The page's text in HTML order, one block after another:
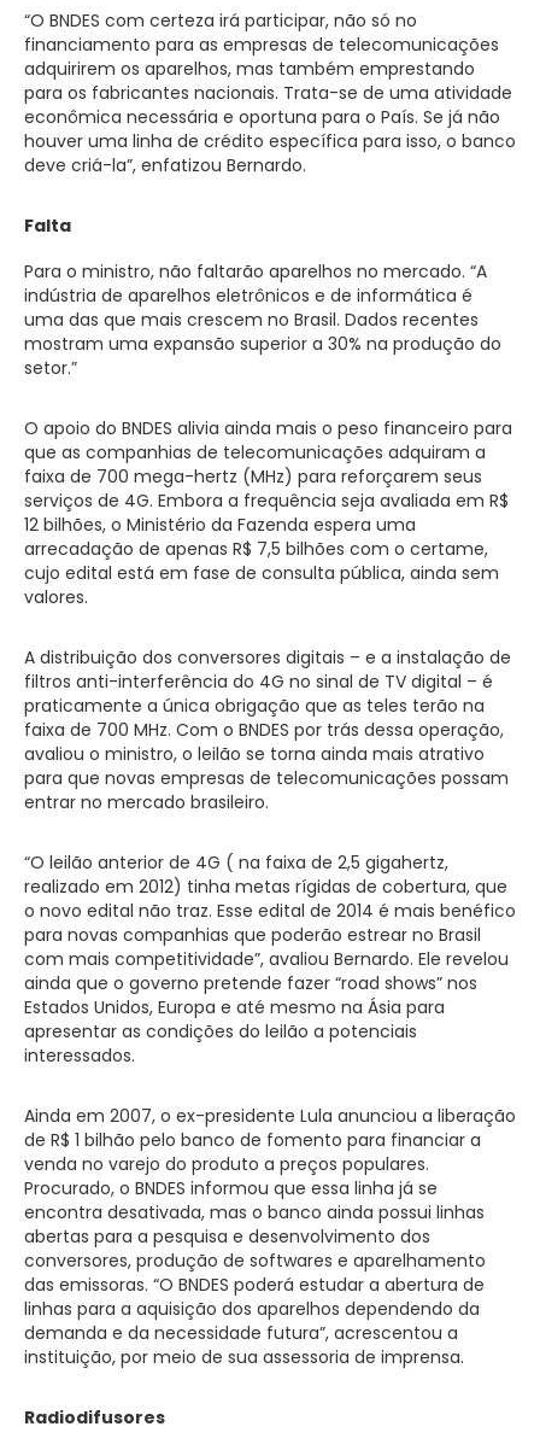
“O BNDES com certeza irá participar, não só no
financiamento para as empresas de telecomunicações
adquirirem os aparelhos, mas também emprestando
para os fabricantes nacionais. Trata-se de uma atividade
econômica necessária e oportuna para o País. Se já não
houver uma linha de crédito específica para isso, o banco
deve criá-la”, enfatizou Bernardo.
Falta
Para o ministro, não faltarão aparelhos no mercado. “A
indústria de aparelhos eletrônicos e de informática é
uma das que mais crescem no Brasil. Dados recentes
mostram uma expansão superior a 30% na produção do
setor.”
O apoio do BNDES alivia ainda mais o peso financeiro para
que as companhias de telecomunicações adquiram a
faixa de 700 mega-hertz (MHz) para reforçarem seus
serviços de 4G. Embora a frequência seja avaliada em R$
12 bilhões, o Ministério da Fazenda espera uma
arrecadação de apenas R$ 7,5 bilhões com o certame,
cujo edital está em fase de consulta pública, ainda sem
valores.
A distribuição dos conversores digitais – e a instalação de
filtros anti-interferência do 4G no sinal de TV digital – é
praticamente a única obrigação que as teles terão na
faixa de 700 MHz. Com o BNDES por trás dessa operação,
avaliou o ministro, o leilão se torna ainda mais atrativo
para que novas empresas de telecomunicações possam
entrar no mercado brasileiro.
“O leilão anterior de 4G ( na faixa de 2,5 gigahertz,
realizado em 2012) tinha metas rígidas de cobertura, que
o novo edital não traz. Esse edital de 2014 é mais benéfico
para novas companhias que poderão estrear no Brasil
com mais competitividade”, avaliou Bernardo. Ele revelou
ainda que o governo pretende fazer “road shows” nos
Estados Unidos, Europa e até mesmo na Ásia para
apresentar as condições do leilão a potenciais
interessados.
Ainda em 2007, o ex-presidente Lula anunciou a liberação
de R$ 1 bilhão pelo banco de fomento para financiar a
venda no varejo do produto a preços populares.
Procurado, o BNDES informou que essa linha já se
encontra desativada, mas o banco ainda possui linhas
abertas para a pesquisa e desenvolvimento dos
conversores, produção de softwares e aparelhamento
das emissoras. “O BNDES poderá estudar a abertura de
linhas para a aquisição dos aparelhos dependendo da
demanda e da necessidade futura”, acrescentou a
instituição, por meio de sua assessoria de imprensa.
Radiodifusores